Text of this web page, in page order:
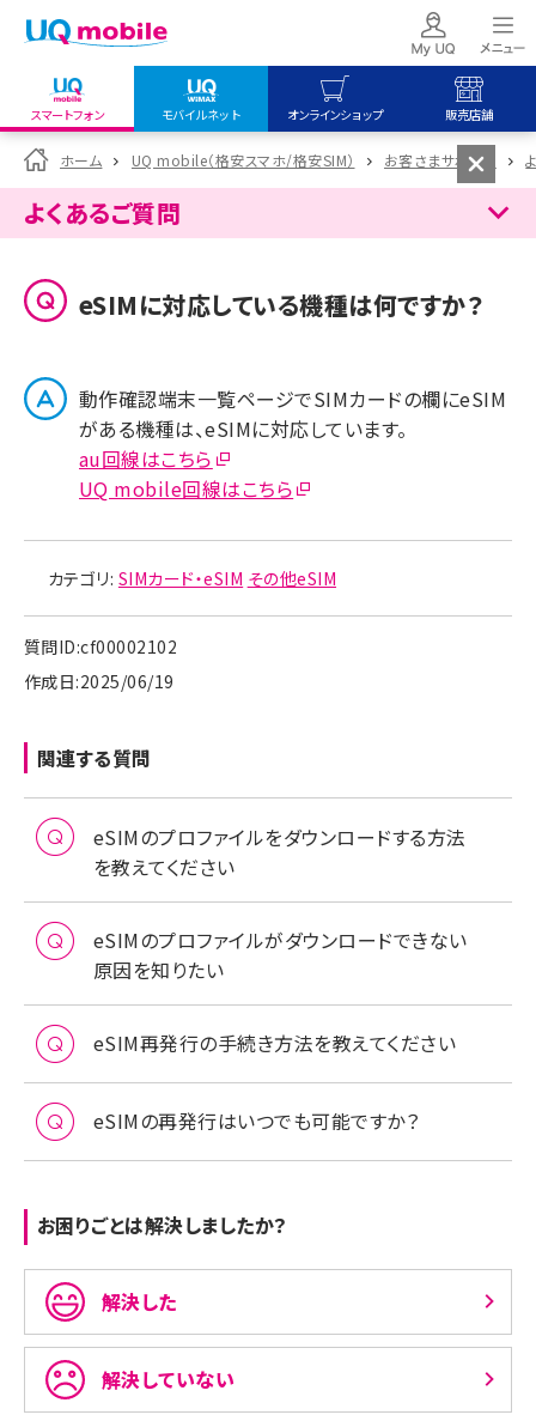
スマートフォン モバイルネット オンラインショップ 販売店舗
my UQ WiMAX
UQ WiMAX ご契約の方
My UQ mobile
UQ mobile
UQ mobile
オンラインショップ
UQ WiMAX
UQ mobile
販売店舗
UQ WiMAX
ホーム UQ mobile（格安スマホ/格安SIM） お客さまサポート
よくあるご質問
eSIMに対応している機種は何ですか？
動作確認端末一覧ページでSIMカードの欄にeSIM
がある機種は、eSIMに対応しています。
au回線はこちら
UQ mobile回線はこちら
カテゴリ: SIMカード・eSIM その他eSIM
質問ID:cf00002102
作成日:2025/06/19
関連する質問
eSIMのプロファイルをダウンロードする方法
を教えてください
eSIMのプロファイルがダウンロードできない
原因を知りたい
eSIM再発行の手続き方法を教えてください
eSIMの再発行はいつでも可能ですか？
お困りごとは解決しましたか？
解決した
解決していない